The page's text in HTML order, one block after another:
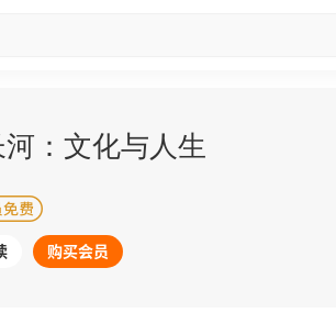
：文化与人生
购买会员